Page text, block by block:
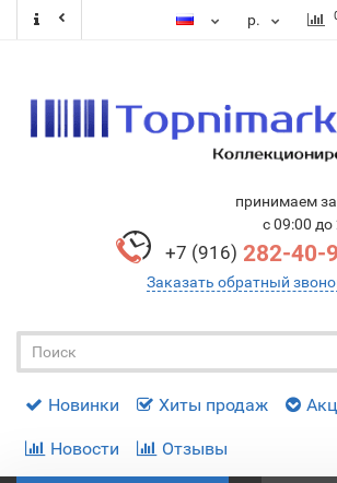
р.
принимаем
с 09:00 до
+7 (916) 282-40-
Заказать обратный
Новинки Хиты продаж
Новости Отзывы